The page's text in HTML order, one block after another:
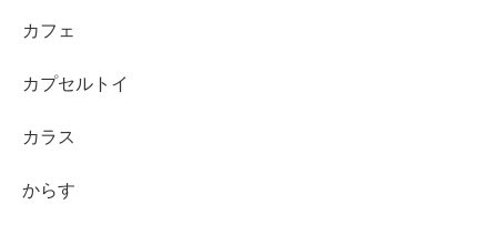
カフェ
カプセルトイ
カラス
からす